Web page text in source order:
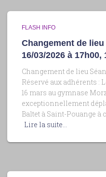
FLASH INFO
Changement de
16/03/2026 à 17h00,
Changement de lieu
Réservé aux adhérents :
16 mars au gymnase
exceptionnellement
Baltet à Saint-Pouange à
Lire la suite…